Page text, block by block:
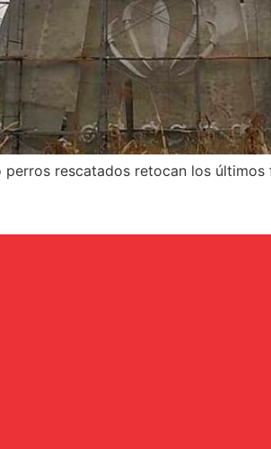
rescatados retocan los